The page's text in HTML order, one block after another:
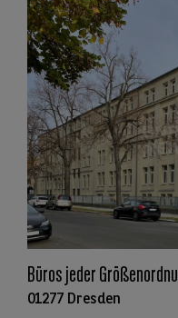
Büros jeder
01277 Dresden